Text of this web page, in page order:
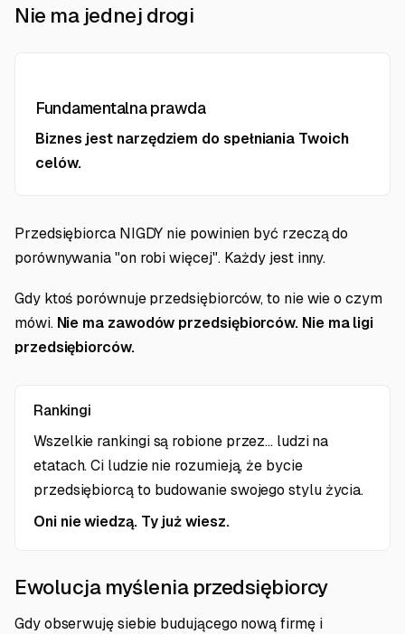
Nie ma jednej drogi
Fundamentalna prawda
Biznes jest narzędziem do spełniania Twoich
celów.
Przedsiębiorca NIGDY nie powinien być rzeczą do
porównywania "on robi więcej". Każdy jest inny.
Gdy ktoś porównuje przedsiębiorców, to nie wie o czym
mówi. Nie ma zawodów przedsiębiorców. Nie ma ligi
przedsiębiorców.
Rankingi
Wszelkie rankingi są robione przez... ludzi na
etatach. Ci ludzie nie rozumieją, że bycie
przedsiębiorcą to budowanie swojego stylu życia.
Oni nie wiedzą. Ty już wiesz.
Ewolucja myślenia przedsiębiorcy
Gdy obserwuję siebie budującego nową firmę i